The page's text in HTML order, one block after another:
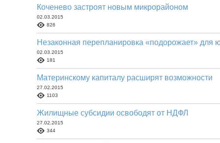
Коченево застроят новым микрорайоном
02.03.2015
826
Незаконная перепланировка «подорожает» для
02.03.2015
181
Материнскому капиталу расширят возможности
27.02.2015
1103
Жилищные субсидии освободят от НДФЛ
27.02.2015
344